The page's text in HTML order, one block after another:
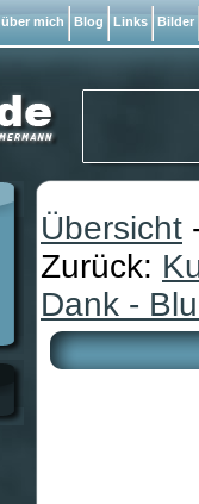
Übersicht
Zurück:
Dank -
über mich Blog Links Bilder